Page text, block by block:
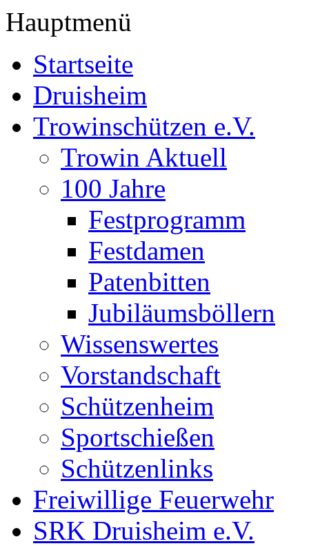
Hauptmenü
Startseite
Druisheim
Trowinschützen e.V.
Trowin Aktuell
100 Jahre
Festprogramm
Festdamen
Patenbitten
Jubiläumsböllern
Wissenswertes
Vorstandschaft
Schützenheim
Sportschießen
Schützenlinks
Freiwillige Feuerwehr
SRK Druisheim e.V.